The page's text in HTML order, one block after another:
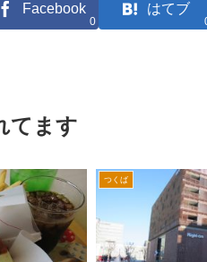
Facebook
0
はてブ
てます
つくば